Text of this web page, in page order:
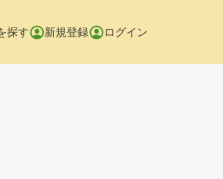
探す 新規登録 ログイン